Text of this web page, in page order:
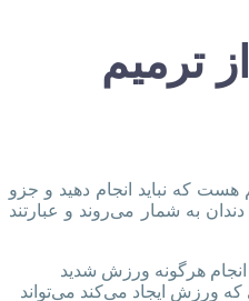
ترمیم
هست که نباید انجام دهید و جزو
به شمار می‌روند و عبارتند
انجام هرگونه ورزش شدید
ورزش ایجاد می‌کند می‌تواند